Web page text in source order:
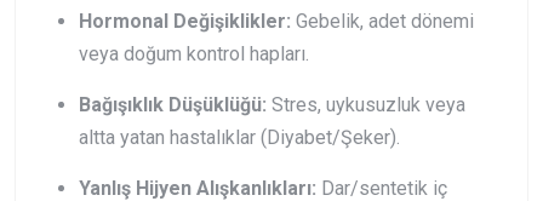
Hormonal Değişiklikler: Gebelik, adet dönemi
veya doğum kontrol hapları.
Bağışıklık Düşüklüğü: Stres, uykusuzluk veya
altta yatan hastalıklar (Diyabet/Şeker).
Yanlış Hijyen Alışkanlıkları: Dar/sentetik iç